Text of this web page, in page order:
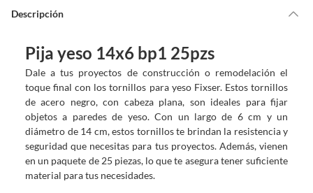
Descripción
Pija yeso 14x6 bp1 25pzs
Dale a tus proyectos de construcción o remodelación el
toque final con los tornillos para yeso Fixser. Estos tornillos
de acero negro, con cabeza plana, son ideales para fijar
objetos a paredes de yeso. Con un largo de 6 cm y un
diámetro de 14 cm, estos tornillos te brindan la resistencia y
seguridad que necesitas para tus proyectos. Además, vienen
en un paquete de 25 piezas, lo que te asegura tener suficiente
material para tus necesidades.